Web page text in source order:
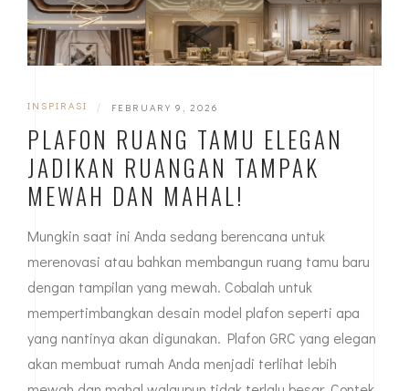
INSPIRASI | FEBRUARY 9, 2026
PLAFON RUANG TAMU ELEGAN
JADIKAN RUANGAN TAMPAK
MEWAH DAN MAHAL!
Mungkin saat ini Anda sedang berencana untuk
merenovasi atau bahkan membangun ruang tamu baru
dengan tampilan yang mewah. Cobalah untuk
mempertimbangkan desain model plafon seperti apa
yang nantinya akan digunakan. Plafon GRC yang elegan
akan membuat rumah Anda menjadi terlihat lebih